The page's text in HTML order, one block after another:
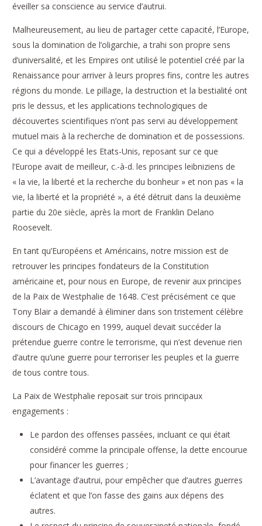
éveiller sa conscience au service d’autrui.
Malheureusement, au lieu de partager cette capacité, l’Europe,
sous la domination de l’oligarchie, a trahi son propre sens
d’universalité, et les Empires ont utilisé le potentiel créé par la
Renaissance pour arriver à leurs propres fins, contre les autres
régions du monde. Le pillage, la destruction et la bestialité ont
pris le dessus, et les applications technologiques de
découvertes scientifiques n’ont pas servi au développement
mutuel mais à la recherche de domination et de possessions.
Ce qui a développé les Etats-Unis, reposant sur ce que
l’Europe avait de meilleur, c.-à-d. les principes leibniziens de
« la vie, la liberté et la recherche du bonheur » et non pas « la
vie, la liberté et la propriété », a été détruit dans la deuxième
partie du 20e siècle, après la mort de Franklin Delano
Roosevelt.
En tant qu’Européens et Américains, notre mission est de
retrouver les principes fondateurs de la Constitution
américaine et, pour nous en Europe, de revenir aux principes
de la Paix de Westphalie de 1648. C’est précisément ce que
Tony Blair a demandé à éliminer dans son tristement célèbre
discours de Chicago en 1999, auquel devait succéder la
prétendue guerre contre le terrorisme, qui n’est devenue rien
d’autre qu’une guerre pour terroriser les peuples et la guerre
de tous contre tous.
La Paix de Westphalie reposait sur trois principaux
engagements :
Le pardon des offenses passées, incluant ce qui était
considéré comme la principale offense, la dette encourue
pour financer les guerres ;
L’avantage d’autrui, pour empêcher que d’autres guerres
éclatent et que l’on fasse des gains aux dépens des
autres.